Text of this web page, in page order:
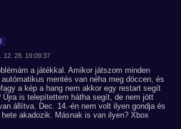
12. 28. 19:09:37
a játékkal. Amikor játszom minden
mentés van néha meg döccen, és
a kép a hang nem akkor egy restart segít
is telepítettem hátha segít, de nem jött
állítva. Dec. 14.-én nem volt ilyen gondja és
akadozik. Másnak is van ilyen? Xbox